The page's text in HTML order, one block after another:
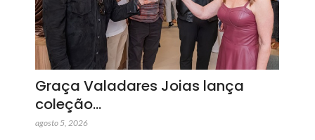
Graça Valadares Joias lança
coleção…
agosto 5, 2026